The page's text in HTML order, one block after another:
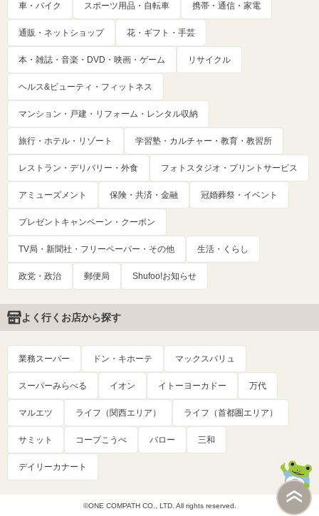
車・バイク スポーツ用品・自転車 携帯・通信・家電
通販・ネットショップ 花・ギフト・手芸
本・雑誌・音楽・DVD・映画・ゲーム リサイクル
ヘルス&ビューティ・フィットネス
マンション・戸建・リフォーム・レンタル収納
旅行・ホテル・リゾート 学習塾・カルチャー・教育・教習所
レストラン・デリバリー・外食 フォトスタジオ・プリントサービス
アミューズメント 保険・共済・金融 冠婚葬祭・イベント
プレゼントキャンペーン・クーポン
TV局・新聞社・フリーペーパー・その他 生活・くらし
政党・政治 郵便局 Shufoo!お知らせ
よく行くお店から探す
業務スーパー ドン・キホーテ マックスバリュ
スーパーみらべる イオン イトーヨーカドー 万代
マルエツ ライフ（関西エリア） ライフ（首都圏エリア）
サミット コープこうべ バロー 三和
デイリーカナート
©ONE COMPATH CO., LTD. All rights reserved.